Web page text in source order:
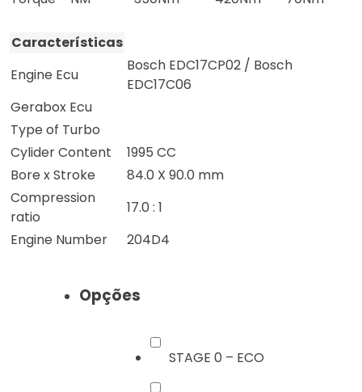
Características
Engine Ecu
Bosch EDC17CP02 / Bosch
EDC17C06
Gerabox Ecu
Type of Turbo
Cylider Content
1995 CC
Bore x Stroke
84.0 X 90.0 mm
Compression
ratio
17.0 : 1
Engine Number
204D4
Opções
STAGE 0 – ECO